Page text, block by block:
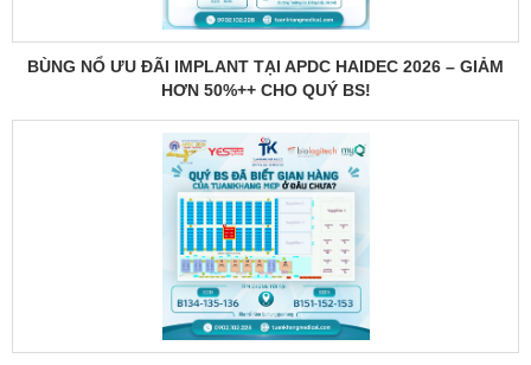
BÙNG NỔ ƯU ĐÃI IMPLANT TẠI APDC HAIDEC 2026 – GIẢM
HƠN 50%++ CHO QUÝ BS!